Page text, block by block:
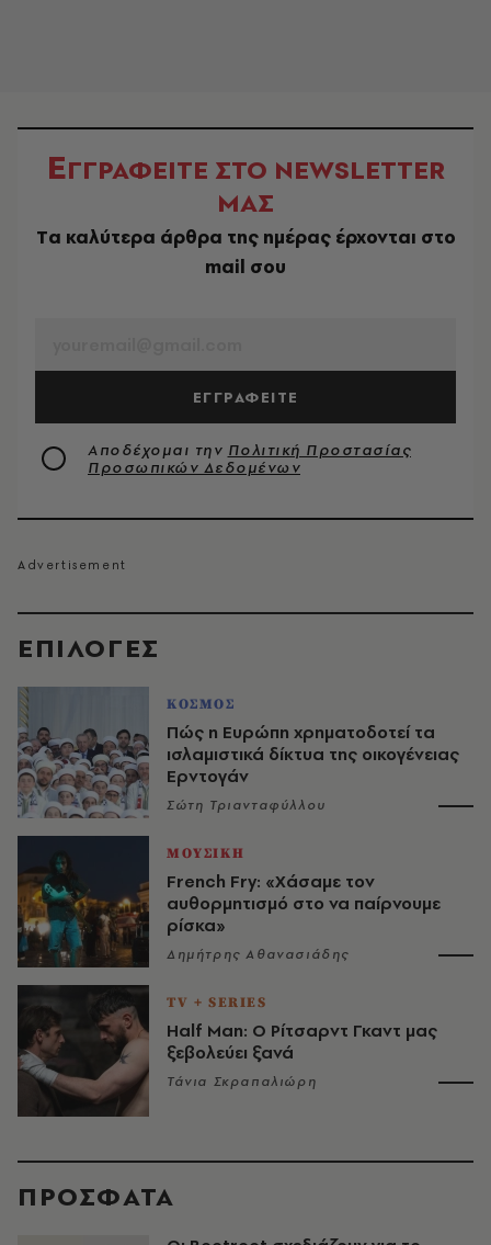
EΠΙΛΟΓΈΣ
ΚΟΣΜΟΣ
Πώς η Ευρώπη χρηματοδοτεί τα
ισλαμιστικά δίκτυα της οικογένειας
Ερντογάν
Σώτη Τριανταφύλλου
ΜΟΥΣΙΚΗ
French Fry: «Χάσαμε τον
αυθορμητισμό στο να παίρνουμε
ρίσκα»
Δημήτρης Αθανασιάδης
TV + SERIES
Half Man: Ο Ρίτσαρντ Γκαντ μας
ξεβολεύει ξανά
Τάνια Σκραπαλιώρη
ΕΓΓΡΑΦΕΙΤΕ ΣΤΟ NEWSLETTER
ΜΑΣ
Tα καλύτερα άρθρα της ημέρας έρχονται στο
mail σου
ΕΓΓΡΑΦΕΙΤΕ
Αποδέχομαι την Πολιτική Προστασίας
Προσωπικών Δεδομένων
ΠΡΟΣΦΑΤΑ